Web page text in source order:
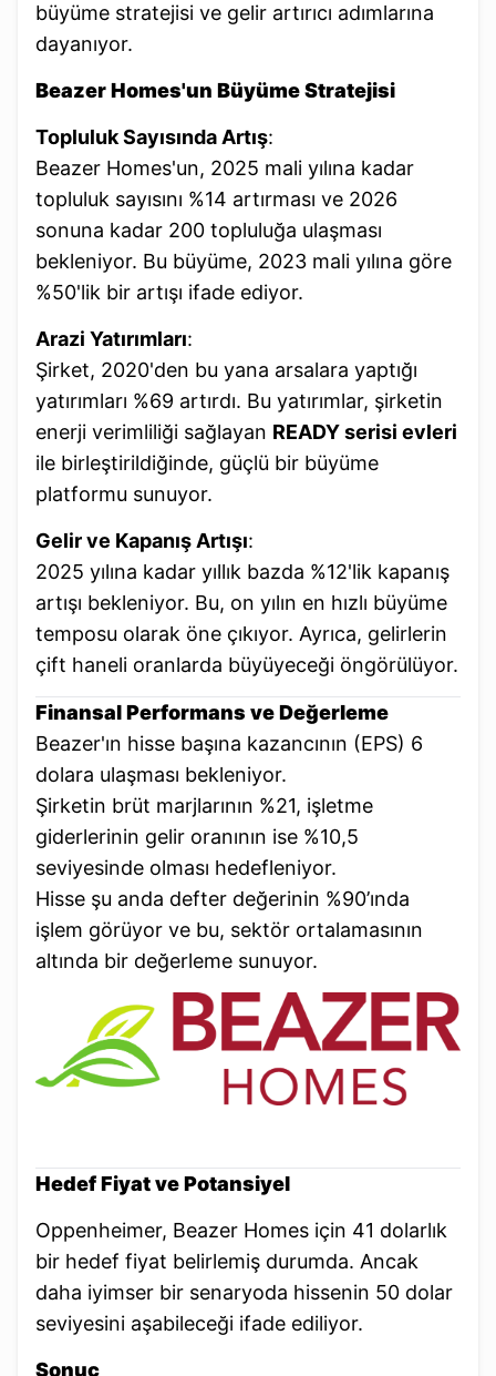
büyüme stratejisi ve gelir artırıcı adımlarına
dayanıyor.
Beazer Homes'un Büyüme Stratejisi
Topluluk Sayısında Artış:
Beazer Homes'un, 2025 mali yılına kadar
topluluk sayısını %14 artırması ve 2026
sonuna kadar 200 topluluğa ulaşması
bekleniyor. Bu büyüme, 2023 mali yılına göre
%50'lik bir artışı ifade ediyor.
Arazi Yatırımları:
Şirket, 2020'den bu yana arsalara yaptığı
yatırımları %69 artırdı. Bu yatırımlar, şirketin
enerji verimliliği sağlayan READY serisi evleri
ile birleştirildiğinde, güçlü bir büyüme
platformu sunuyor.
Gelir ve Kapanış Artışı:
2025 yılına kadar yıllık bazda %12'lik kapanış
artışı bekleniyor. Bu, on yılın en hızlı büyüme
temposu olarak öne çıkıyor. Ayrıca, gelirlerin
çift haneli oranlarda büyüyeceği öngörülüyor.
Finansal Performans ve Değerleme
Beazer'ın hisse başına kazancının (EPS) 6
dolara ulaşması bekleniyor.
Şirketin brüt marjlarının %21, işletme
giderlerinin gelir oranının ise %10,5
seviyesinde olması hedefleniyor.
Hisse şu anda defter değerinin %90’ında
işlem görüyor ve bu, sektör ortalamasının
altında bir değerleme sunuyor.
Hedef Fiyat ve Potansiyel
Oppenheimer, Beazer Homes için 41 dolarlık
bir hedef fiyat belirlemiş durumda. Ancak
daha iyimser bir senaryoda hissenin 50 dolar
seviyesini aşabileceği ifade ediliyor.
Sonuç